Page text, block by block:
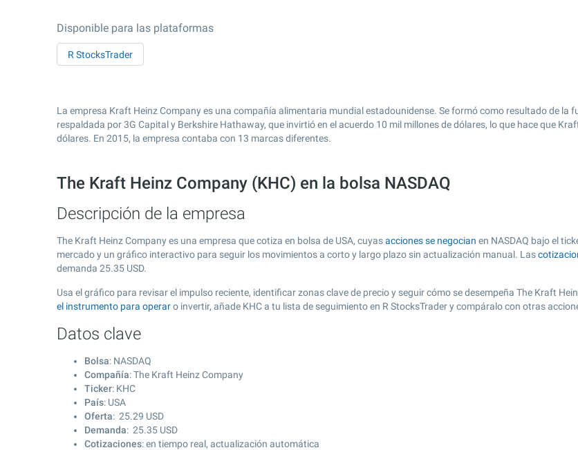
Disponible para las plataformas
R StocksTrader
La empresa Kraft Heinz Company es una compañía alimentaria mundial estadounidense. Se formó como resultado de la
respaldada por 3G Capital y Berkshire Hathaway, que invirtió en el acuerdo 10 mil millones de dólares, lo que hace que
dólares. En 2015, la empresa contaba con 13 marcas diferentes.
The Kraft Heinz Company (KHC) en la bolsa NASDAQ
Descripción de la empresa
The Kraft Heinz Company es una empresa que cotiza en bolsa de USA, cuyasacciones se negocian en NASDAQ bajo el
mercado y un gráfico interactivo para seguir los movimientos a corto y largo plazo sin actualización manual. Las
demanda 25.35 USD.
Usa el gráfico para revisar el impulso reciente, identificar zonas clave de precio y seguir cómo se desempeña The Kraft
el instrumento para operaro invertir, añade KHC a tu lista de seguimiento en R StocksTrader y compáralo con otras
Datos clave
Bolsa: NASDAQ
Compañía: The Kraft Heinz Company
Ticker: KHC
País: USA
Oferta: 25.29 USD
Demanda: 25.35 USD
Cotizaciones: en tiempo real, actualización automática